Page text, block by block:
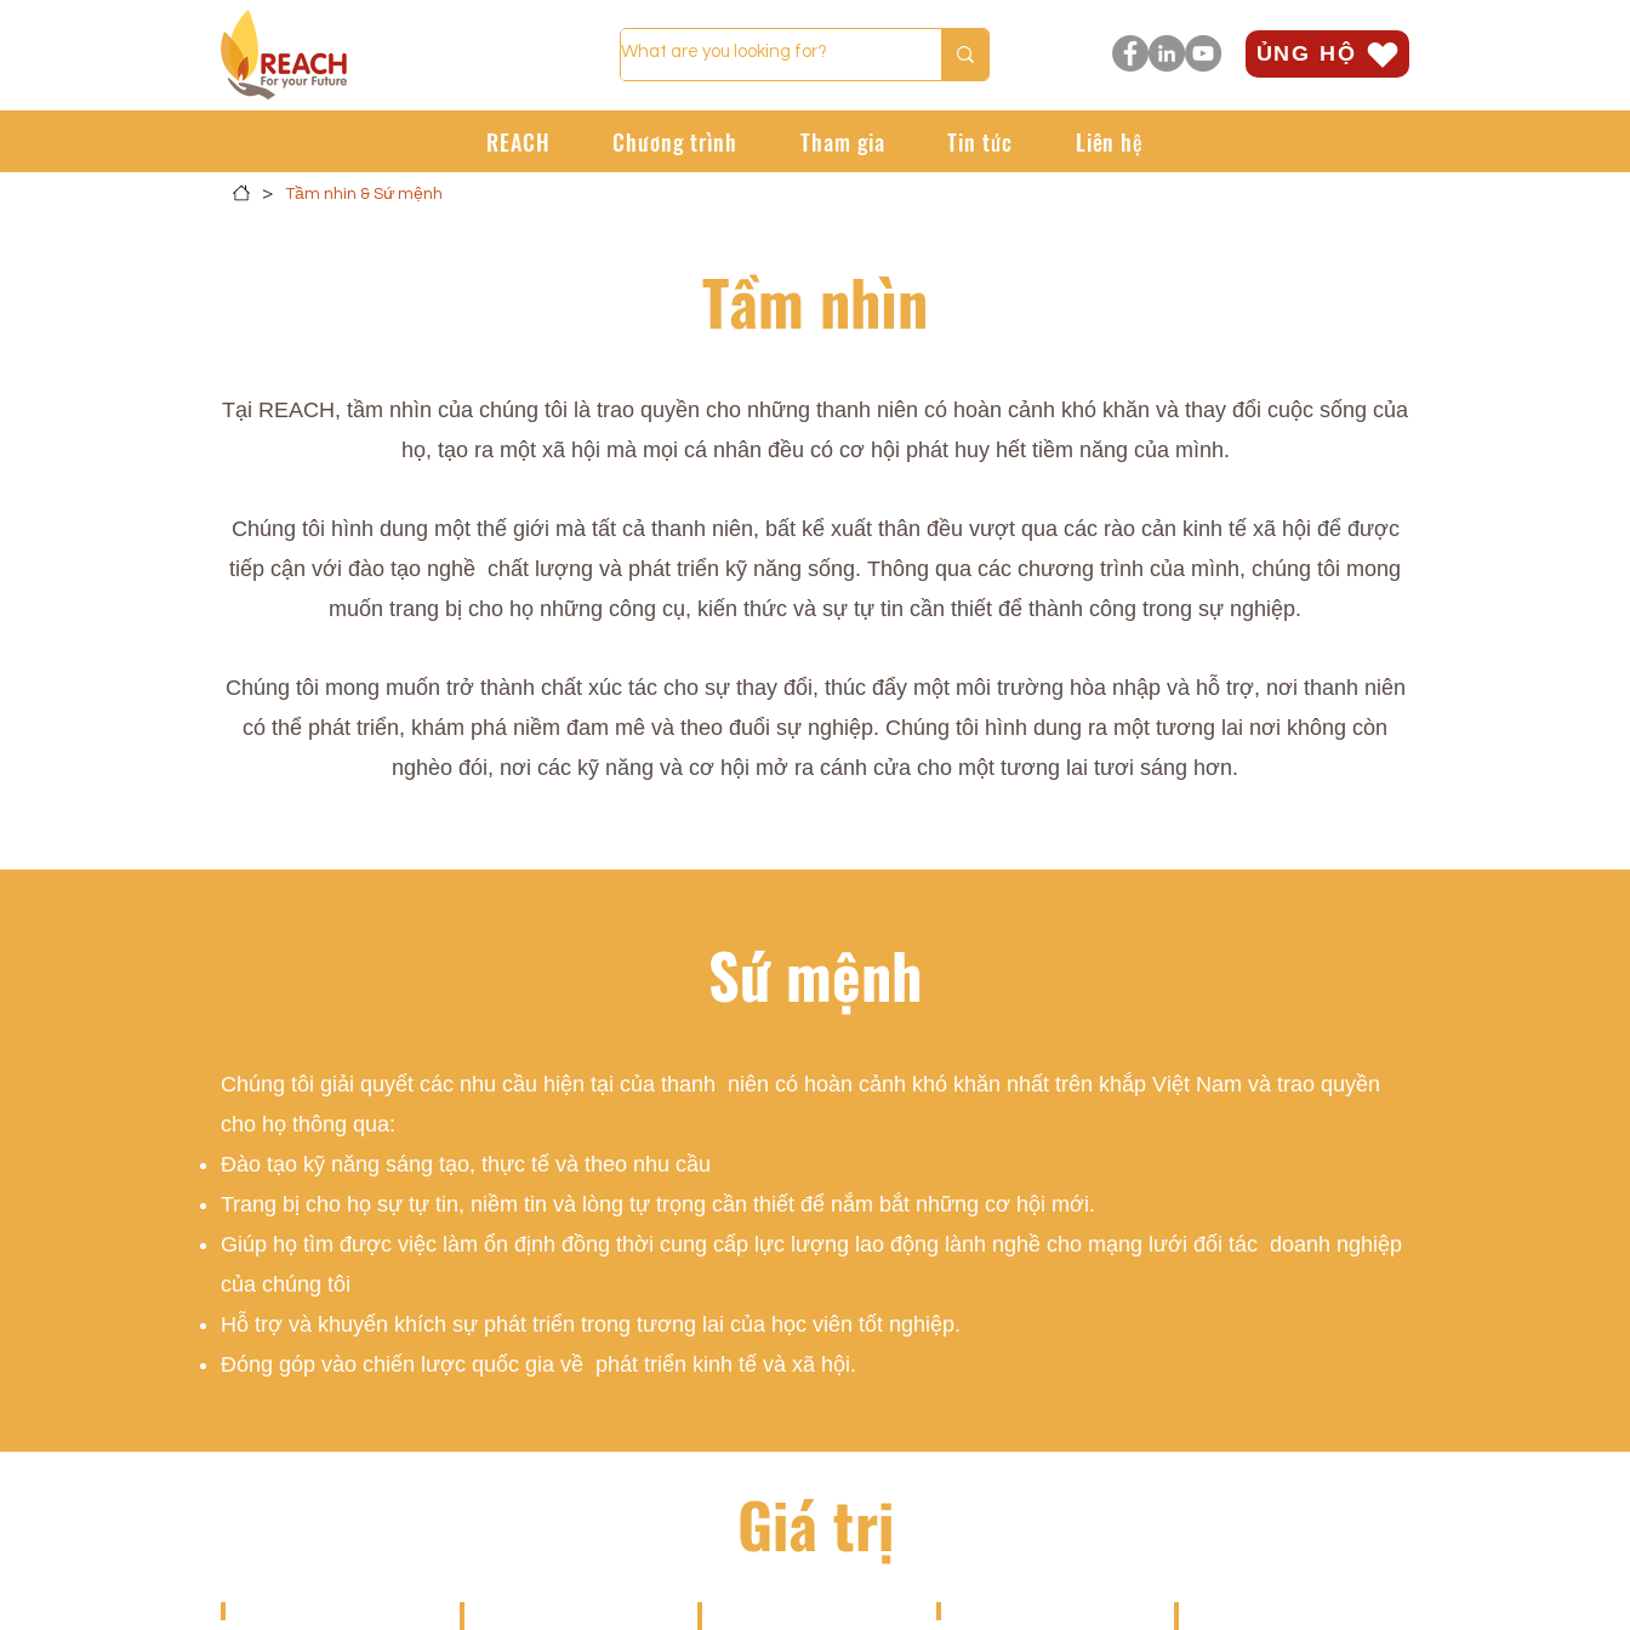
ỦNG HỘ
REACH Chương trình Tham gia Tin tức Liên hệ
> Tầm nhìn & Sứ mệnh
Tầm nhìn
Tại REACH, tầm nhìn của chúng tôi là trao quyền cho những thanh niên có hoàn cảnh khó khăn và thay đổi cuộc sống của
họ, tạo ra một xã hội mà mọi cá nhân đều có cơ hội phát huy hết tiềm năng của mình.
Chúng tôi hình dung một thế giới mà tất cả thanh niên, bất kể xuất thân đều vượt qua các rào cản kinh tế xã hội để được
tiếp cận với đào tạo nghề chất lượng và phát triển kỹ năng sống. Thông qua các chương trình của mình, chúng tôi mong
muốn trang bị cho họ những công cụ, kiến thức và sự tự tin cần thiết để thành công trong sự nghiệp.
Chúng tôi mong muốn trở thành chất xúc tác cho sự thay đổi, thúc đẩy một môi trường hòa nhập và hỗ trợ, nơi thanh niên
có thể phát triển, khám phá niềm đam mê và theo đuổi sự nghiệp. Chúng tôi hình dung ra một tương lai nơi không còn
nghèo đói, nơi các kỹ năng và cơ hội mở ra cánh cửa cho một tương lai tươi sáng hơn.
Sứ mệnh
Chúng tôi giải quyết các nhu cầu hiện tại của thanh niên có hoàn cảnh khó khăn nhất trên khắp Việt Nam và trao quyền
cho họ thông qua:
Đào tạo kỹ năng sáng tạo, thực tế và theo nhu cầu
Trang bị cho họ sự tự tin, niềm tin và lòng tự trọng cần thiết để nắm bắt những cơ hội mới.
Giúp họ tìm được việc làm ổn định đồng thời cung cấp lực lượng lao động lành nghề cho mạng lưới đối tác doanh nghiệp
của chúng tôi
Hỗ trợ và khuyến khích sự phát triển trong tương lai của học viên tốt nghiệp.
Đóng góp vào chiến lược quốc gia về phát triển kinh tế và xã hội.
Giá trị